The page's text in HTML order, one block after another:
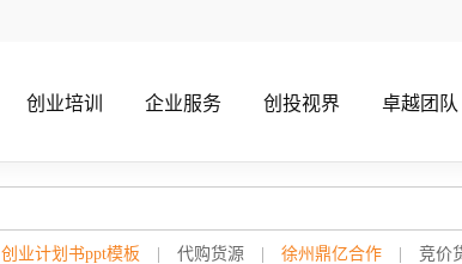
创业培训 企业服务 创投视界 卓越团队
创业计划书ppt模板 代购货源 徐州鼎亿合作 竞价